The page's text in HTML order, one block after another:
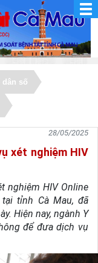
dân số
28/05/2025
xét nghiệm HIV
nghiệm HIV Online
tại tỉnh Cà Mau, đã
Hiện nay, ngành Y
để đưa dịch vụ